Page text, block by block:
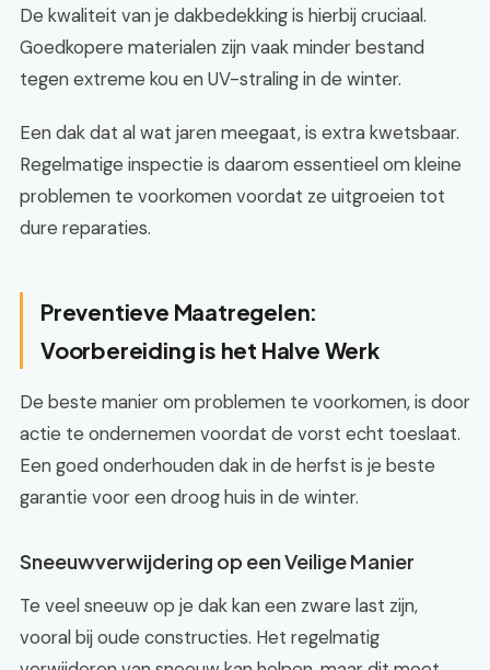
De kwaliteit van je dakbedekking is hierbij cruciaal.
Goedkopere materialen zijn vaak minder bestand
tegen extreme kou en UV-straling in de winter.
Een dak dat al wat jaren meegaat, is extra kwetsbaar.
Regelmatige inspectie is daarom essentieel om kleine
problemen te voorkomen voordat ze uitgroeien tot
dure reparaties.
Preventieve Maatregelen:
Voorbereiding is het Halve Werk
De beste manier om problemen te voorkomen, is door
actie te ondernemen voordat de vorst echt toeslaat.
Een goed onderhouden dak in de herfst is je beste
garantie voor een droog huis in de winter.
Sneeuwverwijdering op een Veilige Manier
Te veel sneeuw op je dak kan een zware last zijn,
vooral bij oude constructies. Het regelmatig